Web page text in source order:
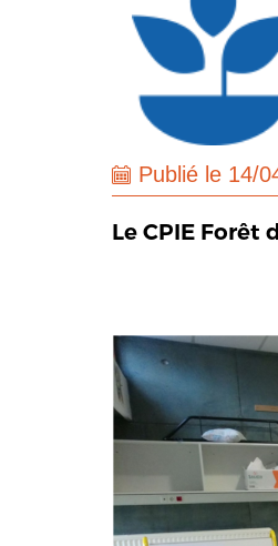
Publié le 14/
Le CPIE Forêt